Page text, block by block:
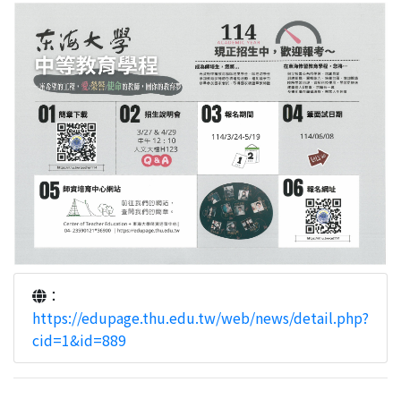
：
https://edupage.thu.edu.tw/web/news/detail.php?
cid=1&id=889